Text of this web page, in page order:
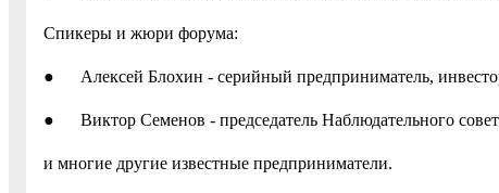
Спикеры и жюри форума:
● Алексей Блохин - серийный предприниматель,
● Виктор Семенов - председатель Наблюдательного
и многие другие известные предприниматели.